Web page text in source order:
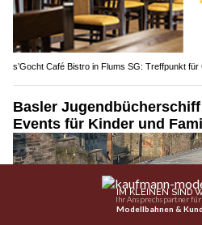
s’Gocht Café Bistro in Flums SG: Treffpunkt
Basler
Events für Kinder und